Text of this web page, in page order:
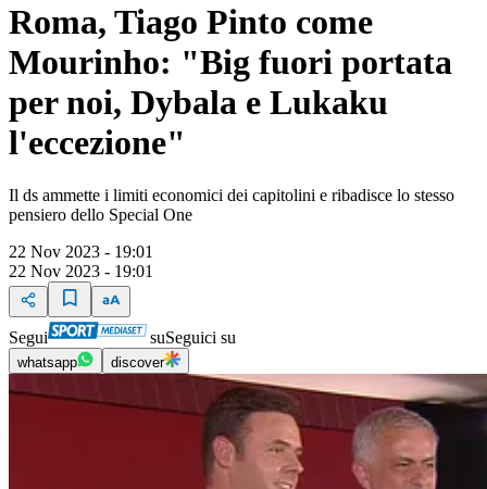
Roma, Tiago Pinto come
Mourinho: "Big fuori portata
per noi, Dybala e Lukaku
l'eccezione"
Il ds ammette i limiti economici dei capitolini e ribadisce lo stesso
pensiero dello Special One
22 Nov 2023 - 19:01
22 Nov 2023 - 19:01
Segui suSeguici su
whatsapp discover